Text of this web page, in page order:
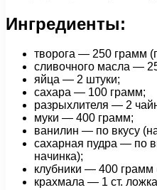
Ингредиенты:
творога — 250 грамм
сливочного масла —
яйца — 2 штуки;
сахара — 100 грамм;
разрыхлителя — 2
муки — 400 грамм;
ванилин — по вкусу
сахарная пудра — по
начинка);
клубники — 400 грамм
крахмала — 1 cт.